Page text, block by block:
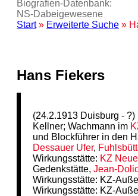
Biografien-Datenbank:
NS‑Dabeigewesene
Start» Erweiterte Suche »
Hans Fiekers
(24.2.1913 Duisburg - ?)
Kellner; Wachmann im
und Blockführer in den
Dessauer Ufer,
Wirkungsstätte: KZ
Gedenkstätte,Jean-
Wirkungsstätte: KZ-
Wirkungsstätte: KZ-